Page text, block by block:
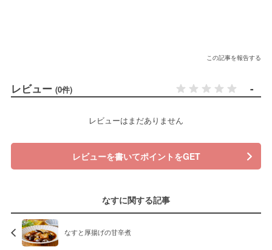
この記事を報告する
レビュー (0件) -
レビューはまだありません
レビューを書いてポイントをGET
なすに関する記事
なすと厚揚げの甘辛煮